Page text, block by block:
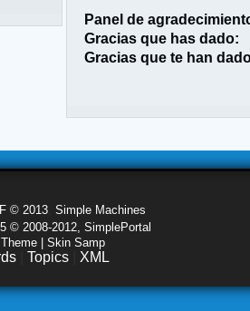
Panel de
Gracias que has dado:
Gracias que te han
© 2013 Simple Machines
© 2008-2012, SimplePortal
| Skin Samp
Topics XML